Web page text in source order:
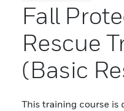
Fall
Rescue
(Basic
This training course is